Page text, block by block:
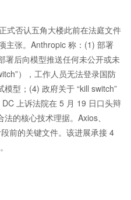
式否认五角大楼此前在法庭文件
主张。Anthropic 称：(1) 部署
署后向模型推送任何未公开或未
），工作人员无法登录国防
型；(4) 政府关于 “kill switch”
上诉法院在 5 月 19 日口头辩
的核心技术理据。Axios、
前的关键文件。该进展承接 4